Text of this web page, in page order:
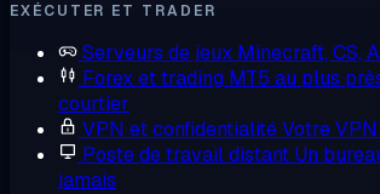
EXÉCUTER ET TRADER
Serveurs de jeux Minecraft, CS,
Forex et trading MT5 au plus
courtier
VPN et confidentialitéVotre
Poste de travail distant Un
jamais